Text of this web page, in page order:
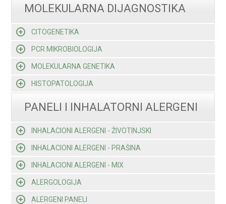
MOLEKULARNA DIJAGNOSTIKA
CITOGENETIKA
PCR MIKROBIOLOGIJA
MOLEKULARNA GENETIKA
HISTOPATOLOGIJA
PANELI I INHALATORNI ALERGENI
INHALACIONI ALERGENI - ŽIVOTINJSKI
INHALACIONI ALERGENI - PRAŠINA
INHALACIONI ALERGENI - MIX
ALERGOLOGIJA
ALERGENI PANELI